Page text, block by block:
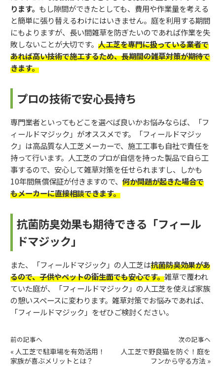
ります。 もし隙間ができたとしても、費用や作業量を考える
と簡単に張り替えるわけにはいきません。庭を利用する期間
にもよりますが、長い間雑草を防ぎたいのであれば作業を失
敗しないことが大切です。 人工芝を専門に扱っている業者で
あれば高い技術で施工するため、長期間の雑草対策が期待で
きます。
プロの技術で安心長持ち
専門業者といってもどこを選べば良いかお悩みならば、「フ
ィールドマジック」がオススメです。「フィールドマジッ
ク」は高品質な人工芝メーカーで、施工工事も自社で責任を
持って行います。人工芝のプロが自信を持った製品で自ら工
事するので、安心して雑草対策を任せられますし、しかも
10年間無償保証が付きますので、 何か問題が起きた場合で
もメーカーに直接相談できます。
抗菌防臭効果も期待できる「フィール
ドマジック」
また、「フィールドマジック」の人工芝は抗菌防臭効果があ
るので、子供やペットの衛生面でも安心です。雑草で覆われ
ていた庭が、「フィールドマジック」の人工芝を使えば家族
の憩いスペースに変わります。雑草対策でお悩みであれば、
「フィールドマジック」をぜひご検討ください。
前の記事へ
« 人工芝で駐車場を有効活用！
家族が喜ぶメリットとは？
次の記事へ
人工芝で野良猫を防ぐ！庭を
フンから守る方法 »